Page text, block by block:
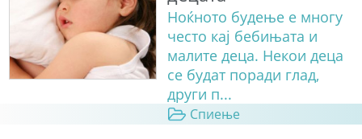
Ноќното будење е многу
често кај бебињата и
малите деца. Некои деца
се будат поради глад,
други п...
Спиење